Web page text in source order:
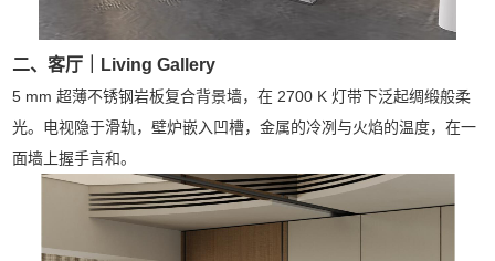
二、客厅｜Living Gallery
5 mm 超薄不锈钢岩板复合背景墙，在 2700 K 灯带下泛起绸缎般柔
光。电视隐于滑轨，壁炉嵌入凹槽，金属的冷冽与火焰的温度，在一
面墙上握手言和。